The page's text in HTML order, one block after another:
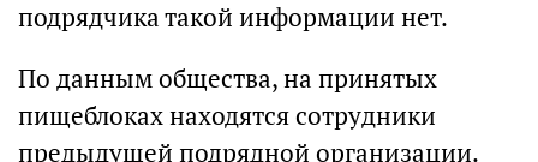
подрядчика такой информации нет.
По данным общества, на принятых
пищеблоках находятся сотрудники
предыдущей подрядной организации.